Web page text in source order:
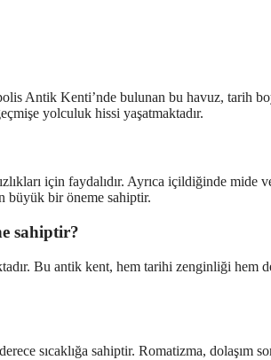
Antik Kenti’nde bulunan bu havuz, tarih
yolculuk hissi yaşatmaktadır.
için faydalıdır. Ayrıca içildiğinde mide
büyük bir öneme sahiptir.
sahiptir?
Bu antik kent, hem tarihi zenginliği hem
sıcaklığa sahiptir. Romatizma, dolaşım